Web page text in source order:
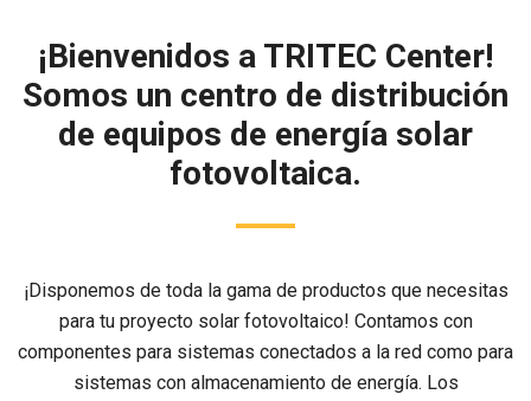
¡Bienvenidos a TRITEC Center!
Somos un centro de distribución
de equipos de energía solar
fotovoltaica.
¡Disponemos de toda la gama de productos que necesitas
para tu proyecto solar fotovoltaico! Contamos con
componentes para sistemas conectados a la red como para
sistemas con almacenamiento de energía. Los